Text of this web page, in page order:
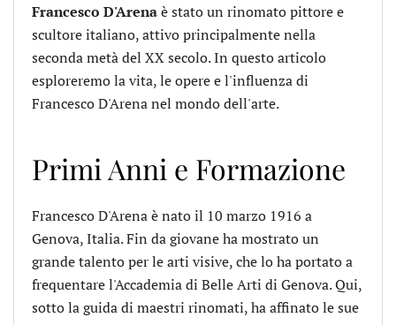
Francesco D'Arenaè stato un rinomato pittore e
scultore italiano, attivo principalmente nella
seconda metà del XX secolo. In questo articolo
esploreremo la vita, le opere e l'influenza di
Francesco D'Arena nel mondo dell'arte.
Primi Anni e Formazione
Francesco D'Arena è nato il 10 marzo 1916 a
Genova, Italia. Fin da giovane ha mostrato un
grande talento per le arti visive, che lo ha portato a
frequentare l'Accademia di Belle Arti di Genova. Qui,
sotto la guida di maestri rinomati, ha affinato le sue